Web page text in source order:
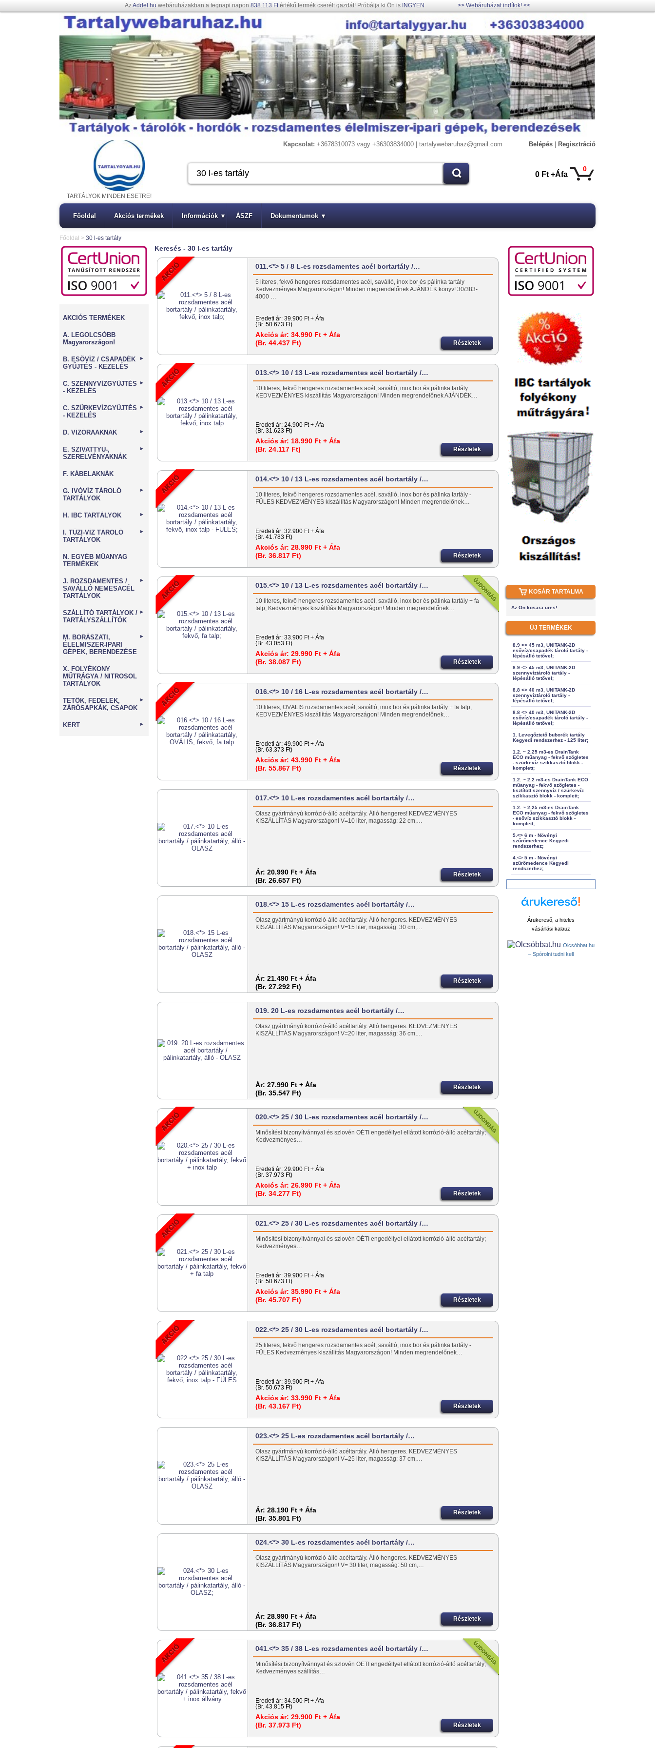
AzAddel.hu webáruházakban a tegnapi napon 838.113 Ftértékű termék cserélt gazdát! Próbálja ki Ön is INGYEN >> Webáruházat indítok! <<
Kapcsolat: +3678310073 vagy +36303834000 | tartalywebaruhaz@gmail.com Belépés Regisztráció
0
0 Ft +Áfa
TARTÁLYOK MINDEN ESETRE!
Főoldal Akciós termékek Információk ▾ ÁSZF Dokumentumok ▾
Főoldal > 30 l-es tartály
AKCIÓS TERMÉKEK
A. LEGOLCSÓBB
Magyarországon!
B. ESŐVÍZ / CSAPADÉK
GYŰJTÉS - KEZELÉS
►
C. SZENNYVÍZGYŰJTÉS
- KEZELÉS
►
C. SZÜRKEVÍZGYŰJTÉS
- KEZELÉS
►
D. VÍZÓRAAKNÁK ►
E. SZIVATTYÚ-,
SZERELVÉNYAKNÁK
►
F. KÁBELAKNÁK
G. IVÓVÍZ TÁROLÓ
TARTÁLYOK
►
H. IBC TARTÁLYOK ►
I. TŰZI-VÍZ TÁROLÓ
TARTÁLYOK
►
N. EGYÉB MŰANYAG
TERMÉKEK
J. ROZSDAMENTES /
SAVÁLLÓ NEMESACÉL
TARTÁLYOK
►
SZÁLLÍTÓ TARTÁLYOK /
TARTÁLYSZÁLLÍTÓK
►
M. BORÁSZATI,
ÉLELMISZER-IPARI
GÉPEK, BERENDEZÉSE
►
X. FOLYÉKONY
MŰTRÁGYA / NITROSOL
TARTÁLYOK
TETŐK, FEDELEK,
ZÁRÓSAPKÁK, CSAPOK
►
KERT ►
Keresés - 30 l-es tartály
011.<*> 5 / 8 L-es rozsdamentes acél bortartály /…
5 literes, fekvő hengeres rozsdamentes acél, saválló, inox bor és pálinka tartály
Kedvezményes Magyarországon! Minden megrendelőnek AJÁNDÉK könyv! 30/383-
4000 …
Eredeti ár: 39.900 Ft + Áfa
(Br. 50.673 Ft)
Akciós ár: 34.990 Ft + Áfa
(Br. 44.437 Ft)
Részletek
013.<*> 10 / 13 L-es rozsdamentes acél bortartály /…
10 literes, fekvő hengeres rozsdamentes acél, saválló, inox bor és pálinka tartály
KEDVEZMÉNYES kiszállítás Magyarországon! Minden megrendelőnek AJÁNDÉK…
Eredeti ár: 24.900 Ft + Áfa
(Br. 31.623 Ft)
Akciós ár: 18.990 Ft + Áfa
(Br. 24.117 Ft)
Részletek
014.<*> 10 / 13 L-es rozsdamentes acél bortartály /…
10 literes, fekvő hengeres rozsdamentes acél, saválló, inox bor és pálinka tartály -
FÜLES KEDVEZMÉNYES kiszállítás Magyarországon! Minden megrendelőnek…
Eredeti ár: 32.900 Ft + Áfa
(Br. 41.783 Ft)
Akciós ár: 28.990 Ft + Áfa
(Br. 36.817 Ft)
Részletek
015.<*> 10 / 13 L-es rozsdamentes acél bortartály /…
10 literes, fekvő hengeres rozsdamentes acél, saválló, inox bor és pálinka tartály + fa
talp; Kedvezményes kiszállítás Magyarországon! Minden megrendelőnek…
Eredeti ár: 33.900 Ft + Áfa
(Br. 43.053 Ft)
Akciós ár: 29.990 Ft + Áfa
(Br. 38.087 Ft)
Részletek
016.<*> 10 / 16 L-es rozsdamentes acél bortartály /…
10 literes, OVÁLIS rozsdamentes acél, saválló, inox bor és pálinka tartály + fa talp;
KEDVEZMÉNYES kiszállítás Magyarországon! Minden megrendelőnek…
Eredeti ár: 49.900 Ft + Áfa
(Br. 63.373 Ft)
Akciós ár: 43.990 Ft + Áfa
(Br. 55.867 Ft)
Részletek
017.<*> 10 L-es rozsdamentes acél bortartály /…
Olasz gyártmányú korrózió-álló acéltartály. Álló hengeres! KEDVEZMÉNYES
KISZÁLLÍTÁS Magyarországon! V=10 liter, magasság: 22 cm,…
Ár: 20.990 Ft + Áfa
(Br. 26.657 Ft)
Részletek
018.<*> 15 L-es rozsdamentes acél bortartály /…
Olasz gyártmányú korrózió-álló acéltartály. Álló hengeres. KEDVEZMÉNYES
KISZÁLLÍTÁS Magyarországon! V=15 liter, magasság: 30 cm,…
Ár: 21.490 Ft + Áfa
(Br. 27.292 Ft)
Részletek
019. 20 L-es rozsdamentes acél bortartály /…
Olasz gyártmányú korrózió-álló acéltartály. Álló hengeres. KEDVEZMÉNYES
KISZÁLLÍTÁS Magyarországon! V=20 liter, magasság: 36 cm,…
Ár: 27.990 Ft + Áfa
(Br. 35.547 Ft)
Részletek
020.<*> 25 / 30 L-es rozsdamentes acél bortartály /…
Minősítési bizonyítvánnyal és szlovén OÉTI engedéllyel ellátott korrózió-álló acéltartály;
Kedvezményes…
Eredeti ár: 29.900 Ft + Áfa
(Br. 37.973 Ft)
Akciós ár: 26.990 Ft + Áfa
(Br. 34.277 Ft)
Részletek
021.<*> 25 / 30 L-es rozsdamentes acél bortartály /…
Minősítési bizonyítvánnyal és szlovén OÉTI engedéllyel ellátott korrózió-álló acéltartály;
Kedvezményes…
Eredeti ár: 39.900 Ft + Áfa
(Br. 50.673 Ft)
Akciós ár: 35.990 Ft + Áfa
(Br. 45.707 Ft)
Részletek
022.<*> 25 / 30 L-es rozsdamentes acél bortartály /…
25 literes, fekvő hengeres rozsdamentes acél, saválló, inox bor és pálinka tartály -
FÜLES Kedvezményes kiszállítás Magyarországon! Minden megrendelőnek…
Eredeti ár: 39.900 Ft + Áfa
(Br. 50.673 Ft)
Akciós ár: 33.990 Ft + Áfa
(Br. 43.167 Ft)
Részletek
023.<*> 25 L-es rozsdamentes acél bortartály /…
Olasz gyártmányú korrózió-álló acéltartály. Álló hengeres. KEDVEZMÉNYES
KISZÁLLÍTÁS Magyarországon! V=25 liter, magasság: 37 cm,…
Ár: 28.190 Ft + Áfa
(Br. 35.801 Ft)
Részletek
024.<*> 30 L-es rozsdamentes acél bortartály /…
Olasz gyártmányú korrózió-álló acéltartály. Álló hengeres. KEDVEZMÉNYES
KISZÁLLÍTÁS Magyarországon! V= 30 liter, magasság: 50 cm,…
Ár: 28.990 Ft + Áfa
(Br. 36.817 Ft)
Részletek
041.<*> 35 / 38 L-es rozsdamentes acél bortartály /…
Minősítési bizonyítvánnyal és szlovén OÉTI engedéllyel ellátott korrózió-álló acéltartály;
Kedvezményes szállítás…
Eredeti ár: 34.500 Ft + Áfa
(Br. 43.815 Ft)
Akciós ár: 29.900 Ft + Áfa
(Br. 37.973 Ft)
Részletek
KOSÁR TARTALMA
Az Ön kosara üres!
ÚJ TERMÉKEK
8.9 <> 45 m3, UNITANK-2D
esővíz/csapadék tároló tartály -
lépésálló tetővel;
8.9 <> 45 m3, UNITANK-2D
szennyvíztároló tartály -
lépésálló tetővel;
8.8 <> 40 m3, UNITANK-2D
szennyvíztároló tartály -
lépésálló tetővel;
8.8 <> 40 m3, UNITANK-2D
esővíz/csapadék tároló tartály -
lépésálló tetővel;
1. Levegőztető buborék tartály
Kegyedi rendszerhez - 125 liter;
1.2. ~ 2,25 m3-es DrainTank
ECO műanyag - fekvő szögletes
- szürkevíz szikkasztó blokk -
komplett;
1.2. ~ 2,2 m3-es DrainTank ECO
műanyag - fekvő szögletes -
tisztított szennyvíz / szürkevíz
szikkasztó blokk - komplett;
1.2. ~ 2,25 m3-es DrainTank
ECO műanyag - fekvő szögletes
- esővíz szikkasztó blokk -
komplett;
5.<> 6 m - Növényi
szűrőmedence Kegyedi
rendszerhez;
4.<> 5 m - Növényi
szűrőmedence Kegyedi
rendszerhez;
Árukereső, a hiteles
vásárlási kalauz
Olcsóbbat.hu
– Spórolni tudni kell